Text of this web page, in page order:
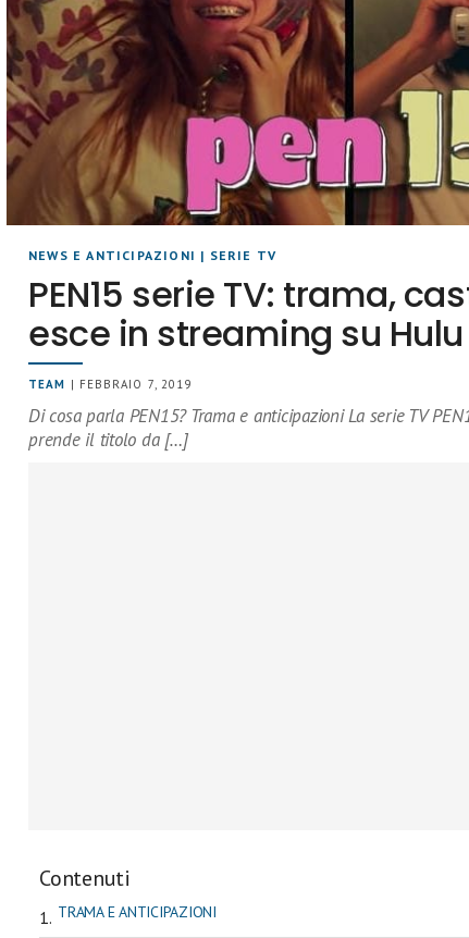
NEWS E ANTICIPAZIONI | SERIE TV
PEN15 serie TV: trama,
esce in streaming su Hulu
TEAM | FEBBRAIO 7, 2019
Di cosa parla PEN15? Trama e anticipazioni La serie TV
prende il titolo da […]
Contenuti
TRAMA E ANTICIPAZIONI